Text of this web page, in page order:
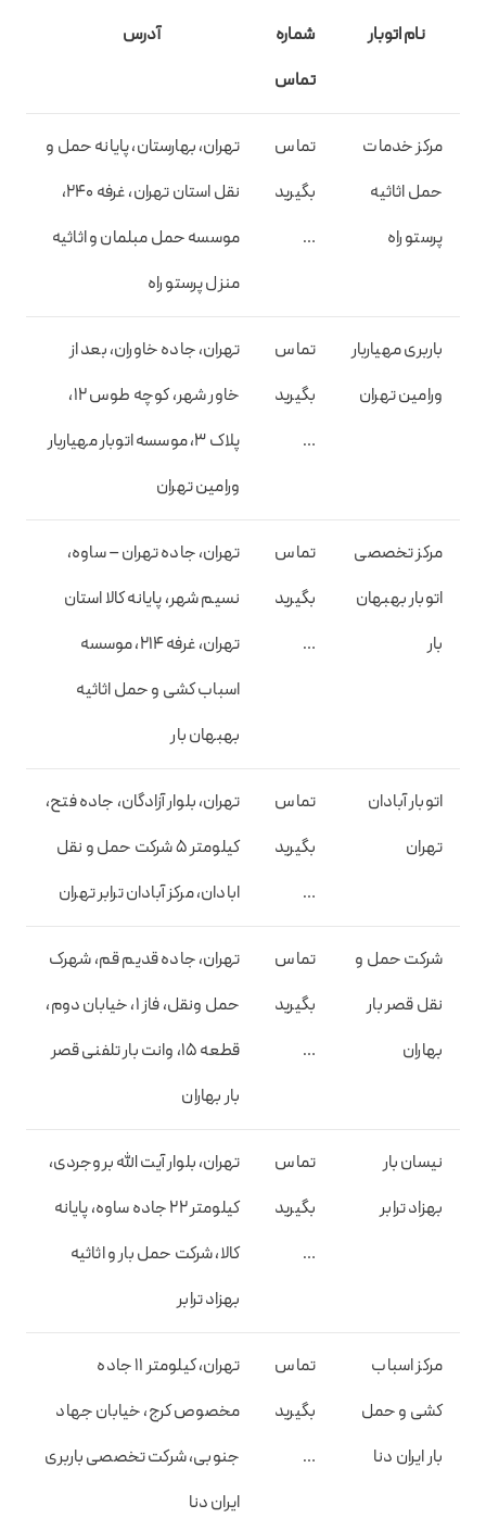
نام اتوبار
شماره
تماس
آدرس
مرکز خدمات
حمل اثاثیه
پرستو راه
تماس
بگیرید
…
تهران، بهارستان، پایانه حمل و
نقل استان تهران، غرفه 240،
موسسه حمل مبلمان و اثاثیه
منزل پرستو راه
باربری مهیاربار
ورامین تهران
تماس
بگیرید
…
تهران، جاده خاوران، بعد از
خاور شهر، کوچه طوس 12،
پلاک 3، موسسه اتوبار مهیاربار
ورامین تهران
مرکز تخصصی
اتوبار بهبهان
بار
تماس
بگیرید
…
تهران، جاده تهران – ساوه،
نسیم شهر، پایانه کالا استان
تهران، غرفه 214، موسسه
اسباب کشی و حمل اثاثیه
بهبهان بار
اتوبار آبادان
تهران
تماس
بگیرید
…
تهران، بلوار آزادگان، جاده فتح،
کیلومتر 5 شرکت حمل و نقل
ابادان، مرکز آبادان ترابر تهران
شرکت حمل و
نقل قصر بار
بهاران
تماس
بگیرید
…
تهران، جاده قدیم قم، شهرک
حمل ونقل، فاز 1، خیابان دوم،
قطعه 15، وانت بار تلفنی قصر
بار بهاران
نیسان بار
بهزاد ترابر
تماس
بگیرید
…
تهران، بلوار آیت الله بروجردی،
کیلومتر 22 جاده ساوه، پایانه
کالا، شرکت حمل بار و اثاثیه
بهزاد ترابر
مرکز اسباب
کشی و حمل
بار ایران دنا
تماس
بگیرید
…
تهران، کیلومتر 11 جاده
مخصوص کرج، خیابان جهاد
جنوبی، شرکت تخصصی باربری
ایران دنا